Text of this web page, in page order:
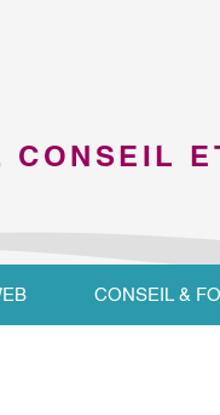
CONSEIL
CONSEIL &